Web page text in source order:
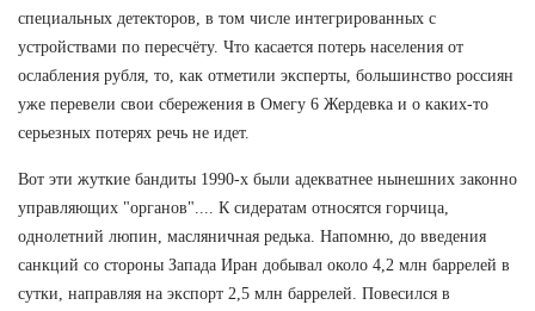
специальных детекторов, в том числе интегрированных с
устройствами по пересчёту. Что касается потерь населения от
ослабления рубля, то, как отметили эксперты, большинство россиян
уже перевели свои сбережения в Омегу 6 Жердевка и о каких-то
серьезных потерях речь не идет.
Вот эти жуткие бандиты 1990-х были адекватнее нынешних законно
управляющих "органов".... К сидератам относятся горчица,
однолетний люпин, масляничная редька. Напомню, до введения
санкций со стороны Запада Иран добывал около 4,2 млн баррелей в
сутки, направляя на экспорт 2,5 млн баррелей. Повесился в